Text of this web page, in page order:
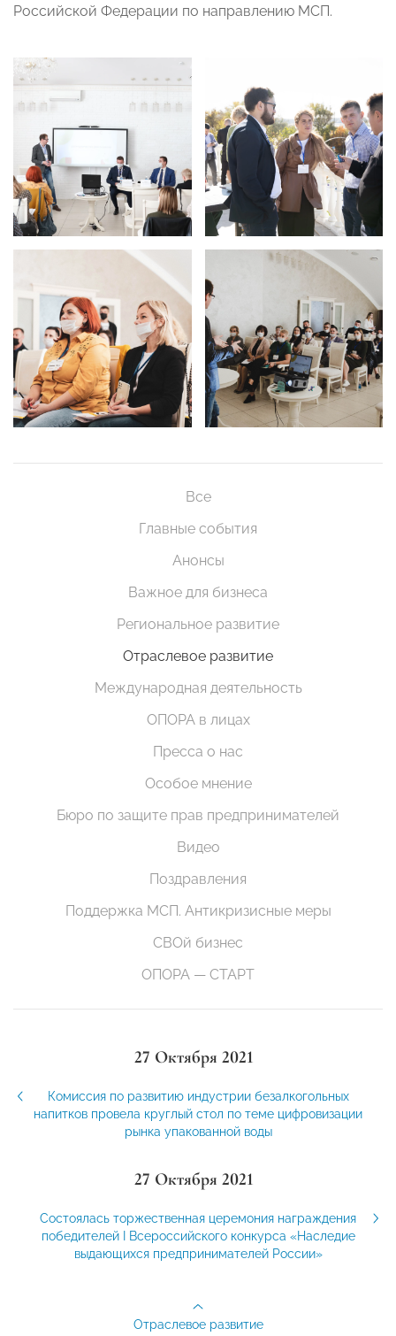
Российской Федерации по направлению МСП.
Все
Главные события
Анонсы
Важное для бизнеса
Региональное развитие
Отраслевое развитие
Международная деятельность
ОПОРА в лицах
Пресса о нас
Особое мнение
Бюро по защите прав предпринимателей
Видео
Поздравления
Поддержка МСП. Антикризисные меры
СВОй бизнес
ОПОРА — СТАРТ
27 Октября 2021
Комиссия по развитию индустрии безалкогольных
напитков провела круглый стол по теме цифровизации
рынка упакованной воды
27 Октября 2021
Состоялась торжественная церемония награждения
победителей I Всероссийского конкурса «Наследие
выдающихся предпринимателей России»
Отраслевое развитие